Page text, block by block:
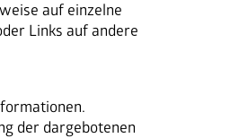
auf einzelne
Links auf andere
der dargebotenen